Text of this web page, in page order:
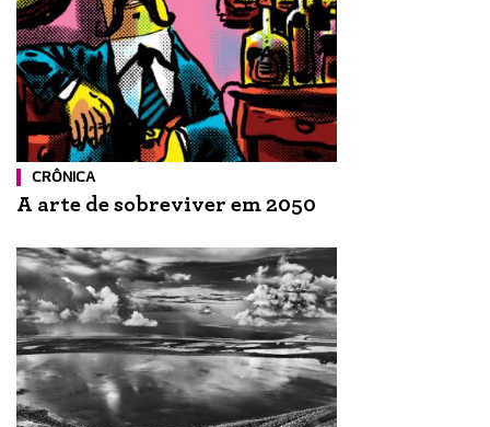
CRÔNICA
A arte de sobreviver em 2050